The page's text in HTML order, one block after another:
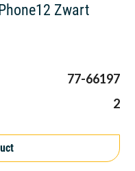
Zwart
77-66197
2